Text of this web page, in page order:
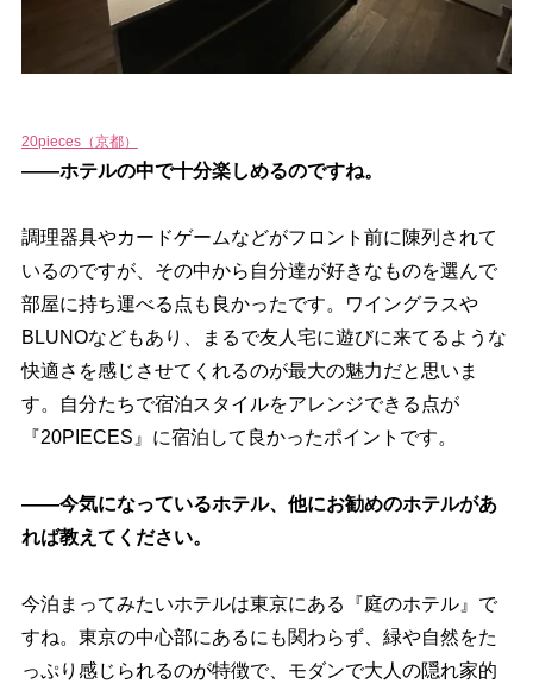
20pieces（京都）
――ホテルの中で十分楽しめるのですね。
調理器具やカードゲームなどがフロント前に陳列されて
いるのですが、その中から自分達が好きなものを選んで
部屋に持ち運べる点も良かったです。ワイングラス
BLUNOなどもあり、まるで友人宅に遊びに来てるような
快適さを感じさせてくれるのが最大の魅力だと思いま
す。自分たちで宿泊スタイルをアレンジできる点が
『20PIECES』に宿泊して良かったポイントです。
――今気になっているホテル、他にお勧めのホテルがあ
れば教えてください。
今泊まってみたいホテルは東京にある『庭のホテル』で
すね。東京の中心部にあるにも関わらず、緑や自然をた
っぷり感じられるのが特徴で、モダンで大人の隠れ家的